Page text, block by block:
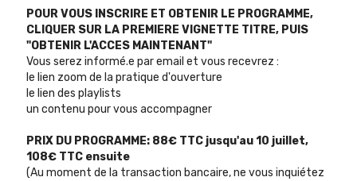
POUR VOUS INSCRIRE ET OBTENIR LE PROGRAMME,
CLIQUER SUR LA PREMIERE VIGNETTE TITRE, PUIS
"OBTENIR L'ACCES MAINTENANT"
Vous serez informé.e par email et vous recevrez :
le lien zoom de la pratique d'ouverture
le lien des playlists
un contenu pour vous accompagner
PRIX DU PROGRAMME: 88€ TTC jusqu'au 10 juillet,
108€ TTC ensuite
(Au moment de la transaction bancaire, ne vous inquiétez